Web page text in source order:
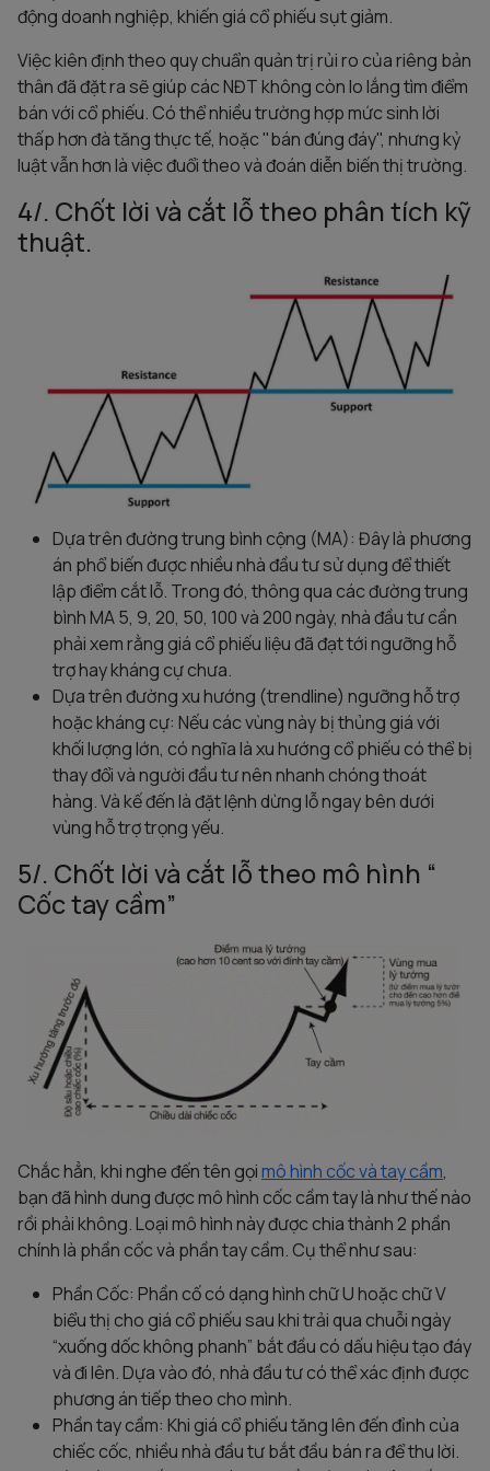
động doanh nghiệp, khiến giá cổ phiếu sụt giảm.
Việc kiên định theo quy chuẩn quản trị rủi ro của riêng bản
thân đã đặt ra sẽ giúp các NĐT không còn lo lắng tìm điểm
bán với cổ phiếu. Có thể nhiều trường hợp mức sinh lời
thấp hơn đà tăng thực tế, hoặc "bán đúng đáy", nhưng kỷ
luật vẫn hơn là việc đuổi theo và đoán diễn biến thị trường.
4/. Chốt lời và cắt lỗ theo phân tích kỹ
thuật.
Dựa trên đường trung bình cộng (MA): Đây là phương
án phổ biến được nhiều nhà đầu tư sử dụng để thiết
lập điểm cắt lỗ. Trong đó, thông qua các đường trung
bình MA 5, 9, 20, 50, 100 và 200 ngày, nhà đầu tư cần
phải xem rằng giá cổ phiếu liệu đã đạt tới ngưỡng hỗ
trợ hay kháng cự chưa.
Dựa trên đường xu hướng (trendline) ngưỡng hỗ trợ
hoặc kháng cự: Nếu các vùng này bị thủng giá với
khối lượng lớn, có nghĩa là xu hướng cổ phiếu có thể bị
thay đổi và người đầu tư nên nhanh chóng thoát
hàng. Và kế đến là đặt lệnh dừng lỗ ngay bên dưới
vùng hỗ trợ trọng yếu.
5/. Chốt lời và cắt lỗ theo mô hình “
Cốc tay cầm”
Chắc hẳn, khi nghe đến tên gọimô hình cốc và tay cầm,
bạn đã hình dung được mô hình cốc cầm tay là như thế nào
rồi phải không. Loại mô hình này được chia thành 2 phần
chính là phần cốc và phần tay cầm. Cụ thể như sau:
Phần Cốc: Phần cố có dạng hình chữ U hoặc chữ V
biểu thị cho giá cổ phiếu sau khi trải qua chuỗi ngày
“xuống dốc không phanh” bắt đầu có dấu hiệu tạo đáy
và đi lên. Dựa vào đó, nhà đầu tư có thể xác định được
phương án tiếp theo cho mình.
Phần tay cầm: Khi giá cổ phiếu tăng lên đến đỉnh của
chiếc cốc, nhiều nhà đầu tư bắt đầu bán ra để thu lời.